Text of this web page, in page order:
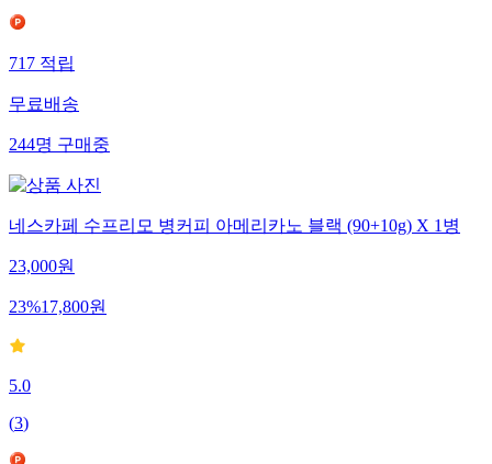
717적립
무료배송
244명구매중
네스카페 수프리모 병커피 아메리카노 블랙 (90+10g) X 1병
23,000원
23%17,800원
5.0
(3)